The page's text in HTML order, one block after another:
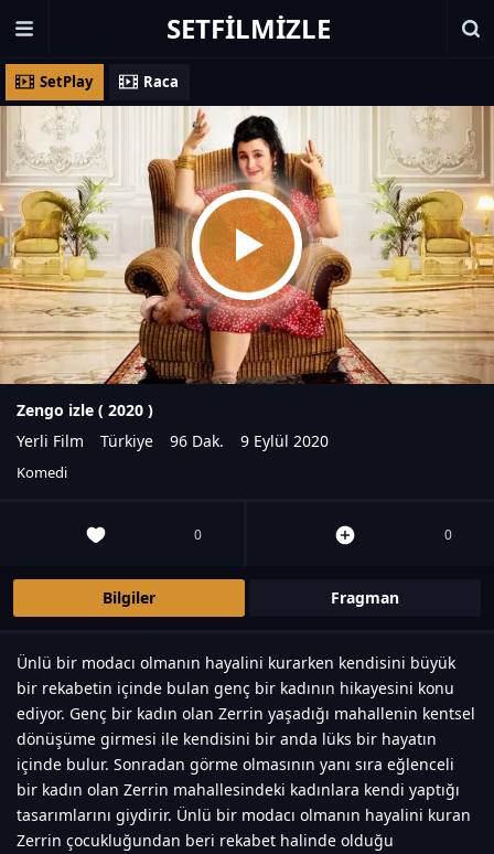
SETFILMIZLE
SetPlay Raca
Zengo izle ( 2020 )
Yerli Film
Türkiye 96 Dak. 9 Eylül 2020
Komedi
0 0
Bilgiler Fragman
Ünlü bir modacı olmanın hayalini kurarken kendisini büyük
bir rekabetin içinde bulan genç bir kadının hikayesini konu
ediyor. Genç bir kadın olan Zerrin yaşadığı mahallenin kentsel
dönüşüme girmesi ile kendisini bir anda lüks bir hayatın
içinde bulur. Sonradan görme olmasının yanı sıra eğlenceli
bir kadın olan Zerrin mahallesindeki kadınlara kendi yaptığı
tasarımlarını giydirir. Ünlü bir modacı olmanın hayalini kuran
Zerrin çocukluğundan beri rekabet halinde olduğu